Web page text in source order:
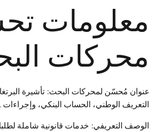
معلومات
محركات
التعريف الوطني، الحساب البنكي، وإجراءات AIMA